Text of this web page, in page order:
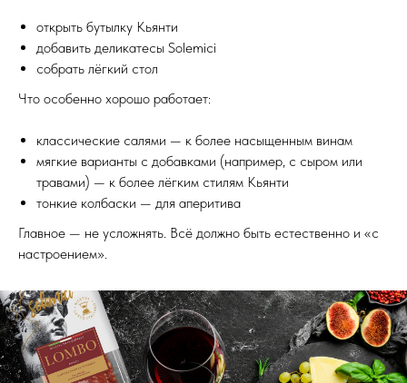
открыть бутылку Кьянти
добавить деликатесы Solemici
собрать лёгкий стол
Что особенно хорошо работает:
классические салями — к более насыщенным винам
мягкие варианты с добавками (например, с сыром или
травами) — к более лёгким стилям Кьянти
тонкие колбаски — для аперитива
Главное — не усложнять. Всё должно быть естественно и «с
настроением».